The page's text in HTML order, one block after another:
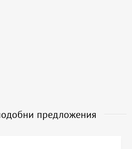
предложения